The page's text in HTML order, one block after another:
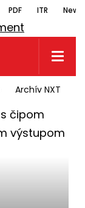
PDF ITR
Archív NXT